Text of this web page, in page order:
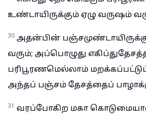
உண்டாயிருக்கும் ஏழு வருஷம்
30 அதன்பின்
வரும்; அப்பொழுது
பரிபூரணமெல்லாம்
அந்தப் பஞ்சம் தேசத்தைப்
31 வரப்போகிற மகா